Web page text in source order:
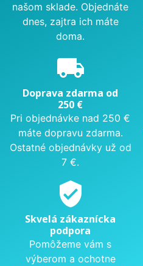
našom sklade. Objednáte
dnes, zajtra ich máte
doma.
local_shipping
Doprava zdarma od
250 €
Pri objednávke nad 250 €
máte dopravu zdarma.
Ostatné objednávky už od
7 €.
verified_user
Skvelá zákaznícka
podpora
Pomôžeme vám s
výberom a ochotne